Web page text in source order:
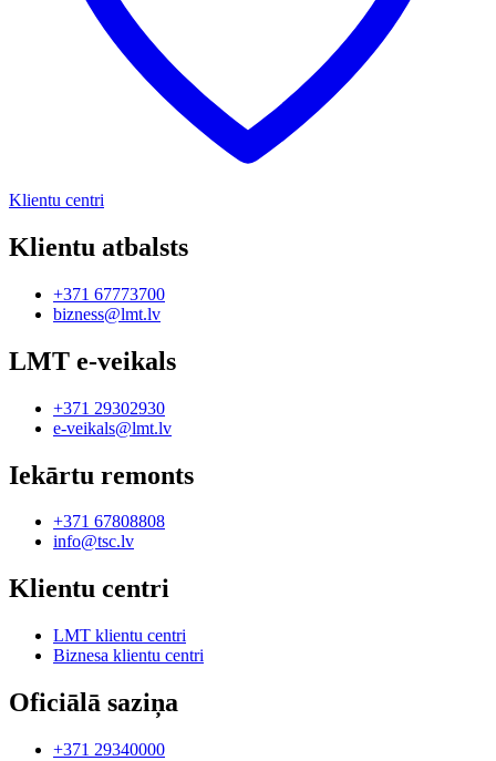
Klientu centri
Klientu atbalsts
+371 67773700
bizness@lmt.lv
LMT e-veikals
+371 29302930
e-veikals@lmt.lv
Iekārtu remonts
+371 67808808
info@tsc.lv
Klientu centri
LMT klientu centri
Biznesa klientu centri
Oficiālā saziņa
+371 29340000